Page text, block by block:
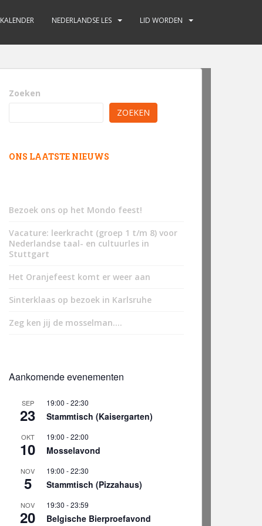
KALENDER NEDERLANDSE LES LID WORDEN
Zoeken
ZOEKEN
ONS LAATSTE NIEUWS
Bezoek ons op het Mondo feest!
Vacature: leerkracht (groep 1 t/m 8) voor
Nederlandse taal- en cultuurles in
Stuttgart
Het Oranjefeest komt er weer aan
Sinterklaas op bezoek in Karlsruhe
Zeg ken jij de mosselman….
Aankomende evenementen
SEP
23
19:00 -22:30
Stammtisch (Kaisergarten)
OKT
10
19:00 -22:00
Mosselavond
NOV
5
19:00 -22:30
Stammtisch (Pizzahaus)
NOV
20
19:30 -23:59
Belgische Bierproefavond